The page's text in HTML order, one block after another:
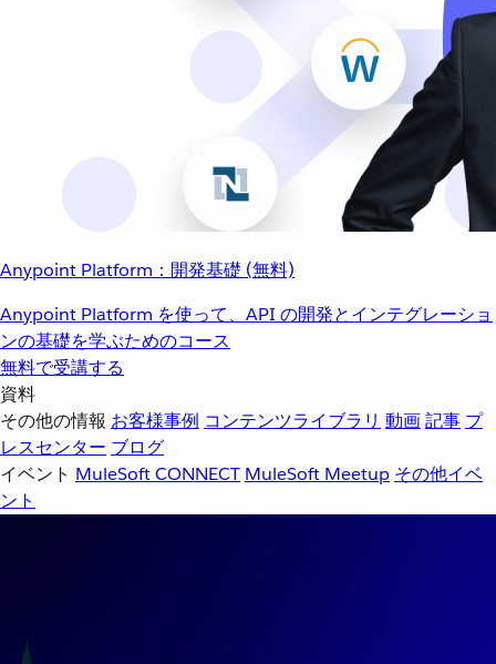
Anypoint Platform：開発基礎 (無料)
Anypoint Platform を使って、API の開発とインテグレーショ
ンの基礎を学ぶためのコース
無料で受講する
資料
その他の情報 お客様事例 コンテンツライブラリ 動画記事 プ
レスセンター ブログ
イベント MuleSoft CONNECT MuleSoft Meetup その他イベ
ント